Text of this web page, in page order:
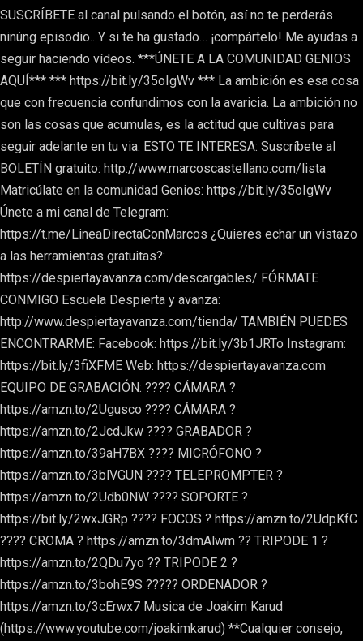
SUSCRÍBETE al canal pulsando el botón, así no te perderás
ninúng episodio.. Y si te ha gustado… ¡compártelo! Me ayudas a
seguir haciendo vídeos. ***ÚNETE A LA COMUNIDAD GENIOS
AQUÍ*** *** https://bit.ly/35oIgWv *** La ambición es esa cosa
que con frecuencia confundimos con la avaricia. La ambición no
son las cosas que acumulas, es la actitud que cultivas para
seguir adelante en tu via. ESTO TE INTERESA: Suscríbete al
BOLETÍN gratuito: http://www.marcoscastellano.com/lista
Matricúlate en la comunidad Genios: https://bit.ly/35oIgWv
Únete a mi canal de Telegram:
https://t.me/LineaDirectaConMarcos ¿Quieres echar un vistazo
a las herramientas gratuitas?:
https://despiertayavanza.com/descargables/ FÓRMATE
CONMIGO Escuela Despierta y avanza:
http://www.despiertayavanza.com/tienda/ TAMBIÉN PUEDES
ENCONTRARME: Facebook: https://bit.ly/3b1JRTo Instagram:
https://bit.ly/3fiXFME Web: https://despiertayavanza.com
EQUIPO DE GRABACIÓN: ???? CÁMARA ?
https://amzn.to/2Ugusco ???? CÁMARA ?
https://amzn.to/2JcdJkw ???? GRABADOR ?
https://amzn.to/39aH7BX ???? MICRÓFONO ?
https://amzn.to/3blVGUN ???? TELEPROMPTER ?
https://amzn.to/2Udb0NW ???? SOPORTE ?
https://bit.ly/2wxJGRp ???? FOCOS ? https://amzn.to/2UdpKfC
???? CROMA ? https://amzn.to/3dmAlwm ?? TRIPODE 1 ?
https://amzn.to/2QDu7yo ?? TRIPODE 2 ?
https://amzn.to/3bohE9S ????? ORDENADOR ?
https://amzn.to/3cErwx7 Musica de Joakim Karud
(https://www.youtube.com/joakimkarud) **Cualquier consejo,